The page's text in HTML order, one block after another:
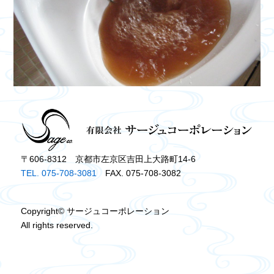
〒606-8312 京都市左京区吉田上大路町14-6
TEL. 075-708-3081 FAX. 075-708-3082
Copyright© サージュコーポレーション
All rights reserved.